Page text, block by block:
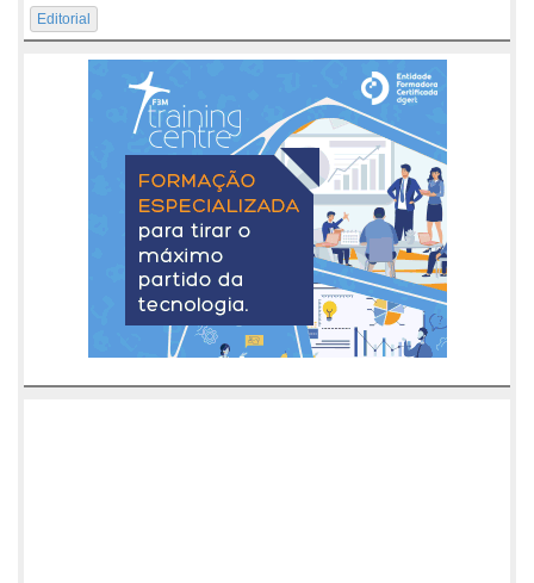
Editorial